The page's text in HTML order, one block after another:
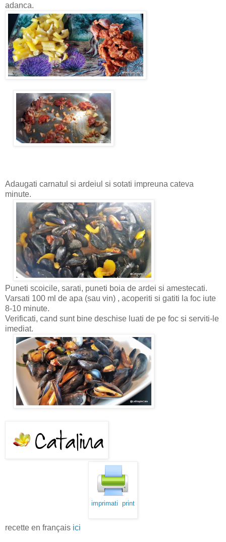
adanca.
Adaugati carnatul si ardeiul si sotati impreuna cateva
minute.
Puneti scoicile, sarati, puneti boia de ardei si amestecati.
Varsati 100 ml de apa (sau vin) , acoperiti si gatiti la foc iute
8-10 minute.
Verificati, cand sunt bine deschise luati de pe foc si serviti-le
imediat.
imprimati print
recette en français ici